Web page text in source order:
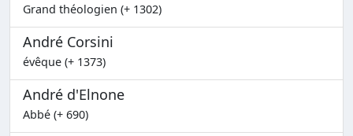
Grand théologien (+ 1302)
André Corsini
évêque (+ 1373)
André d'Elnone
Abbé (+ 690)